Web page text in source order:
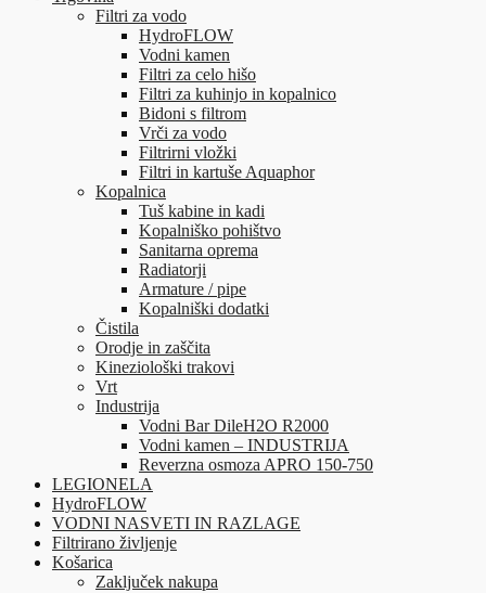
Filtri za vodo
HydroFLOW
Vodni kamen
Filtri za celo hišo
Filtri za kuhinjo in kopalnico
Bidoni s filtrom
Vrči za vodo
Filtrirni vložki
Filtri in kartuše Aquaphor
Kopalnica
Tuš kabine in kadi
Kopalniško pohištvo
Sanitarna oprema
Radiatorji
Armature / pipe
Kopalniški dodatki
Čistila
Orodje in zaščita
Kineziološki trakovi
Vrt
Industrija
Vodni Bar DileH2O R2000
Vodni kamen – INDUSTRIJA
Reverzna osmoza APRO 150-750
LEGIONELA
HydroFLOW
VODNI NASVETI IN RAZLAGE
Filtrirano življenje
Košarica
Zaključek nakupa